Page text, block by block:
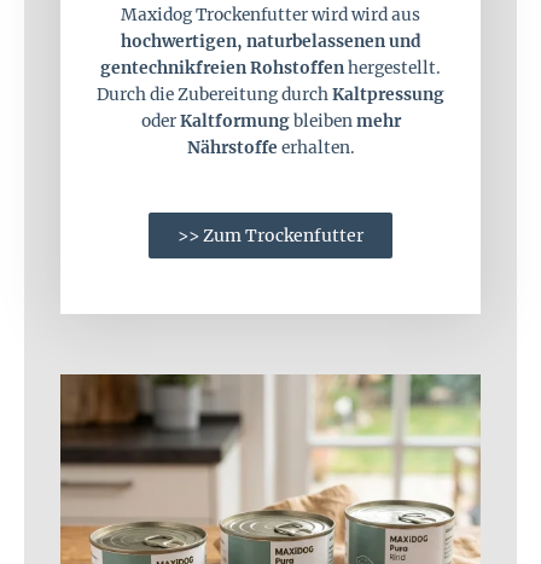
Maxidog Trockenfutter wird wird aus
hochwertigen, naturbelassenen und
gentechnikfreien Rohstoffenhergestellt.
Durch die Zubereitung durchKaltpressung
oderKaltformungbleibenmehr
Nährstoffe erhalten.
>> Zum Trockenfutter